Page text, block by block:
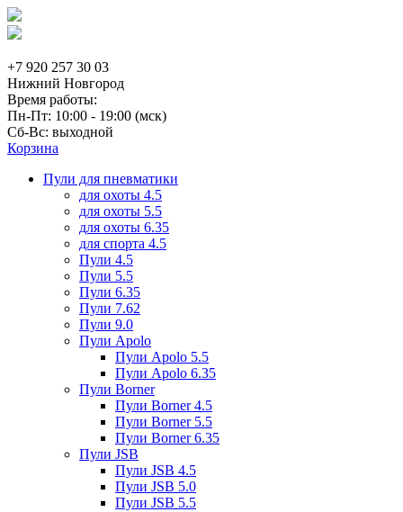
+7 920 257 30 03
Нижний Новгород
Время работы:
Пн-Пт: 10:00 - 19:00 (мск)
Сб-Вс: выходной
Корзина
Пули для пневматики
для охоты 4.5
для охоты 5.5
для охоты 6.35
для спорта 4.5
Пули 4.5
Пули 5.5
Пули 6.35
Пули 7.62
Пули 9.0
Пули Apolo
Пули Apolo 5.5
Пули Apolo 6.35
Пули Borner
Пули Borner 4.5
Пули Borner 5.5
Пули Borner 6.35
Пули JSB
Пули JSB 4.5
Пули JSB 5.0
Пули JSB 5.5